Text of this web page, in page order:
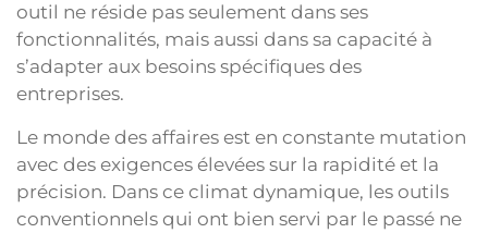
outil ne réside pas seulement dans ses
fonctionnalités, mais aussi dans sa capacité à
s’adapter aux besoins spécifiques des
entreprises.
Le monde des affaires est en constante mutation
avec des exigences élevées sur la rapidité et la
précision. Dans ce climat dynamique, les outils
conventionnels qui ont bien servi par le passé ne